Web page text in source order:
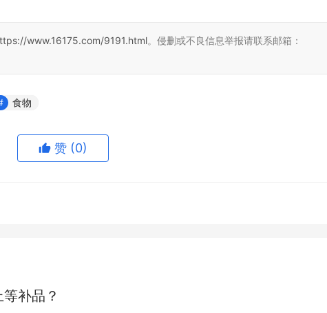
www.16175.com/9191.html。侵删或不良信息举报请联系邮箱：
食物
赞 (0)
补品？